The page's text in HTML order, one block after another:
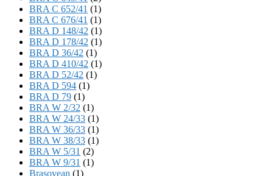
BRA C 652/41 (1)
BRA C 676/41 (1)
BRA D 148/42 (1)
BRA D 178/42 (1)
BRA D 36/42 (1)
BRA D 410/42 (1)
BRA D 52/42 (1)
BRA D 594 (1)
BRA D 79 (1)
BRA W 2/32 (1)
BRA W 24/33 (1)
BRA W 36/33 (1)
BRA W 38/33 (1)
BRA W 5/31 (2)
BRA W 9/31 (1)
Brasovean (1)